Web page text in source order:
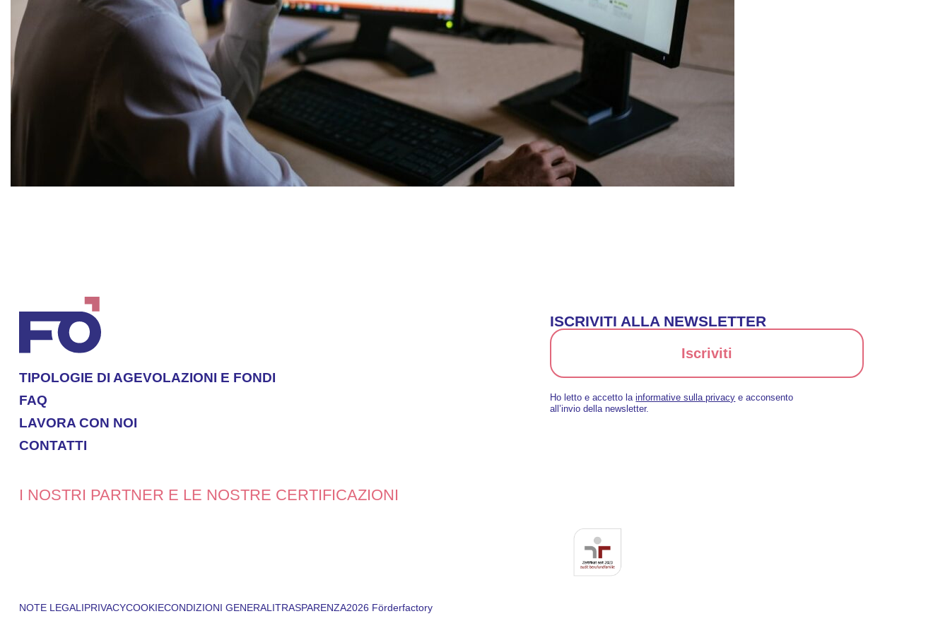
TIPOLOGIE DI AGEVOLAZIONI E FONDI
FAQ
LAVORA CON NOI
CONTATTI
ISCRIVITI ALLA NEWSLETTER
Iscriviti
Ho letto e accetto lainformative sulla privacy e acconsento
all’invio della newsletter.
I NOSTRI PARTNER E LE NOSTRE CERTIFICAZIONI
NOTE LEGALIPRIVACYCOOKIECONDIZIONI GENERALITRASPARENZA2026 Förderfactory